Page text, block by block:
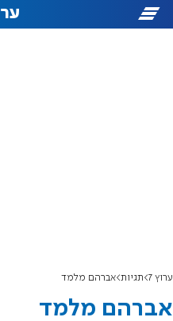
ערוץ 7 תגיות אברהם מלמד
אברהם מלמד